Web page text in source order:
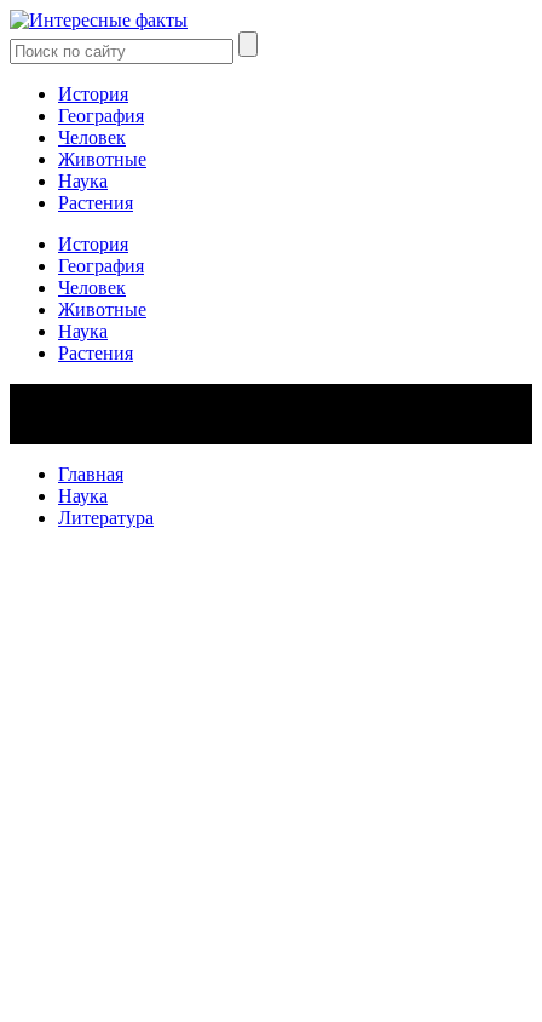
История
География
Человек
Животные
Наука
Растения
История
География
Человек
Животные
Наука
Растения
Главная
Наука
Литература